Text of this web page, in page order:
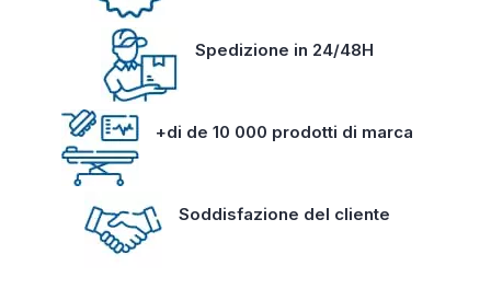
Spedizione in 24/48H
+di de 10 000 prodotti di marca
Soddisfazione del cliente